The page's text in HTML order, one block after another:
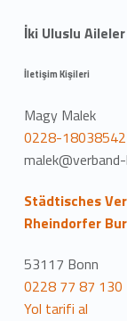
İki Uluslu
İletişim Kişileri
Magy Malek
0228-18038542
Städtisches
Rheindorfer
53117 Bonn
0228 77 87 130
Yol tarifi al